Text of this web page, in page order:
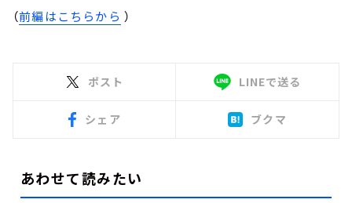
（前編はこちらから ）
ポスト LINEで送る
シェア ブクマ
あわせて読みたい